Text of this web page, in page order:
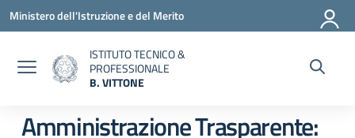
Vai ai contenuti
Vai al menu di navigazione
Vai al footer
Ministero dell'Istruzione e del Merito
ISTITUTO TECNICO &
PROFESSIONALE
B. VITTONE
Amministrazione Trasparente: